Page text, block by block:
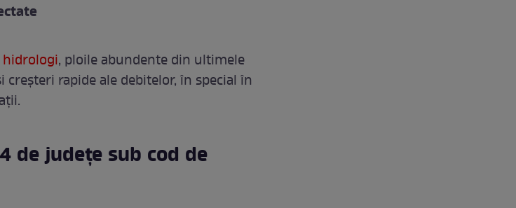
hidrologi, ploile abundente din ultimele
rapide ale debitelor, în special în
de județe sub cod de